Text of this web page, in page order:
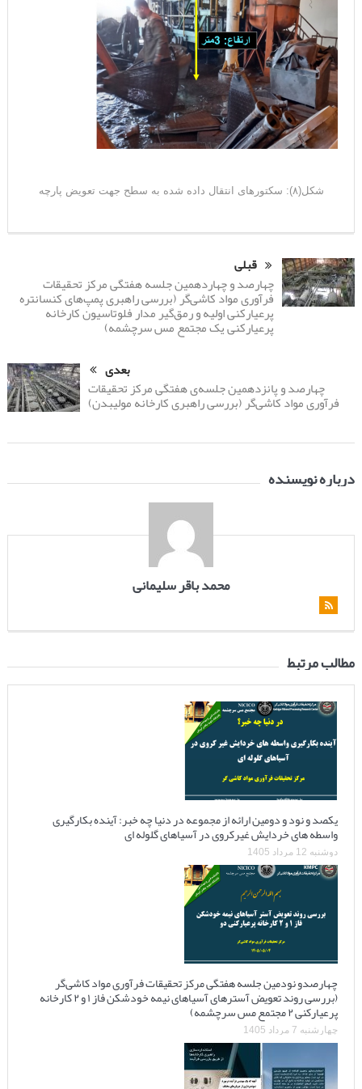
شکل(۸): سکتورهای انتقال داده شده به سطح جهت تعویض پارچه
قبلی
چهارصد و چهاردهمین جلسه هفتگی مرکز تحقیقات
فرآوری مواد کاشی‌گر (بررسی راهبری پمپ‌های کنسانتره
پرعیارکنی اولیه و رمق‌گیر مدار فلوتاسیون کارخانه
پرعیارکنی یک مجتمع مس سرچشمه)
بعدی
چهارصد و پانزدهمین جلسه‌ی هفتگی مرکز تحقیقات
فرآوری مواد کاشی‌گر (بررسی راهبری کارخانه مولیبدن)
درباره نویسنده
محمد باقر سلیمانی
مطالب مرتبط
یکصد و نود و دومین ارائه از مجموعه در دنیا چه خبر: آینده بکارگیری
واسطه های خردایش غیرکروی در آسیاهای گلوله ای
دوشنبه 12 مرداد 1405
چهارصدو نودمین جلسه هفتگی مرکز تحقیقات فرآوری مواد کاشی‌گر
(بررسی روند تعویض آسترهای آسیاهای نیمه خودشکن فاز ۱ و ۲ کارخانه
پرعیارکنی ۲ مجتمع مس سرچشمه)
چهارشنبه 7 مرداد 1405